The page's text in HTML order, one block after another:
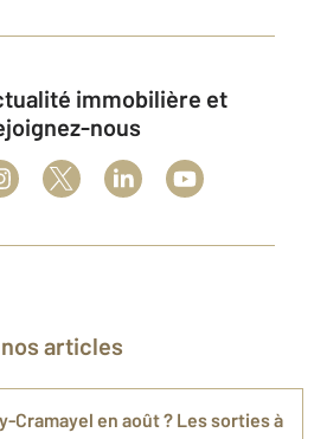
nous
nos articles
Cramayel en août ? Les sorties à